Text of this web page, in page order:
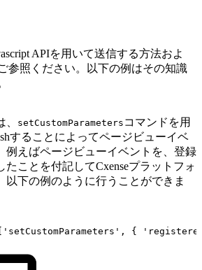
APIを用いて送信する方法およ
参照ください。以下の例はその知識
setCustomParameters コマンドを用
することによってページビューイベ
例えばページビューイベントを、登録
ことを付記してCxenseプラットフォ
以下の例のように行うことができま
{